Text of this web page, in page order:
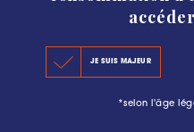
JE SUIS MAJEUR
*selon l'âge